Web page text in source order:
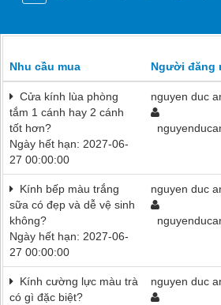
Nhu cầu mua Người đăng
Cửa kính lùa phòng
tắm 1 cánh hay 2 cánh
tốt hơn?
Ngày hết hạn: 2027-06-
27 00:00:00
nguyen duc
Kính bếp màu trắng
sữa có đẹp và dễ vệ sinh
không?
Ngày hết hạn: 2027-06-
27 00:00:00
nguyen duc
Kính cường lực màu trà
có gì đặc biệt?
nguyen duc